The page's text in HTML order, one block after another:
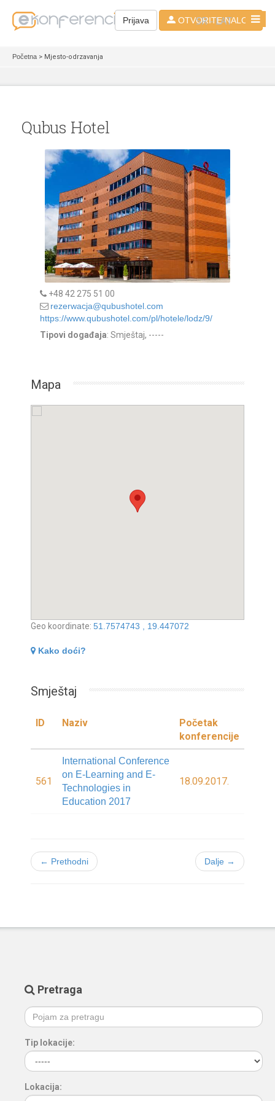
Prijava OTVORITE NALOG
SR - LAT
Početna > Mjesto-odrzavanja
Qubus Hotel
+48 42 275 51 00
rezerwacja@qubushotel.com
https://www.qubushotel.com/pl/hotele/lodz/9/
Tipovi događaja: Smještaj, -----
Mapa
Geo koordinate: 51.7574743 , 19.447072
Kako doći?
Smještaj
ID Naziv
Početak
konferencije
561
International Conference
on E-Learning and E-
Technologies in
Education 2017
18.09.2017.
← Prethodni Dalje →
Pretraga
Tip lokacije:
Lokacija: